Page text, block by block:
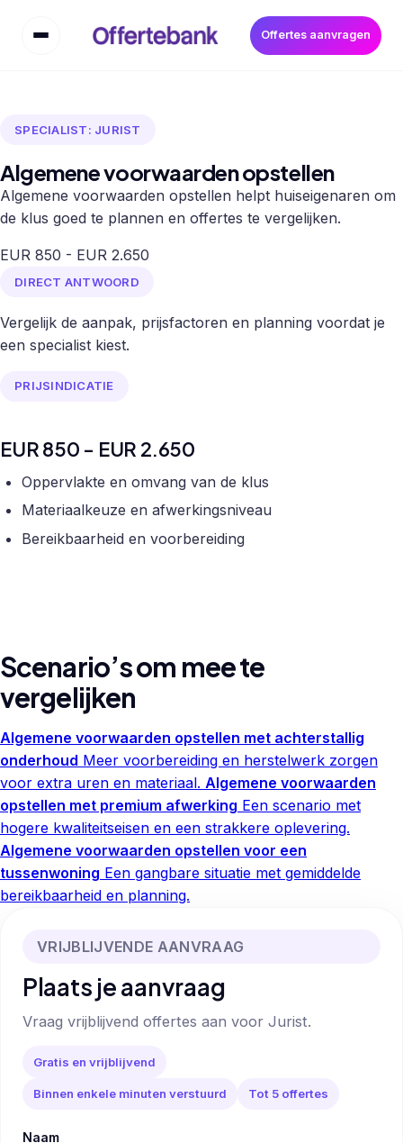
Offertes aanvragen
SPECIALIST: JURIST
Algemene voorwaarden opstellen
Algemene voorwaarden opstellen helpt huiseigenaren om
de klus goed te plannen en offertes te vergelijken.
EUR 850 - EUR 2.650
DIRECT ANTWOORD
Vergelijk de aanpak, prijsfactoren en planning voordat je
een specialist kiest.
PRIJSINDICATIE
EUR 850 - EUR 2.650
Oppervlakte en omvang van de klus
Materiaalkeuze en afwerkingsniveau
Bereikbaarheid en voorbereiding
Scenario’s om mee te
vergelijken
Algemene voorwaarden opstellen met achterstallig
onderhoud Meer voorbereiding en herstelwerk zorgen
voor extra uren en materiaal. Algemene voorwaarden
opstellen met premium afwerking Een scenario met
hogere kwaliteitseisen en een strakkere oplevering.
Algemene voorwaarden opstellen voor een
tussenwoning Een gangbare situatie met gemiddelde
bereikbaarheid en planning.
VRIJBLIJVENDE AANVRAAG
Plaats je aanvraag
Vraag vrijblijvend offertes aan voor Jurist.
Gratis en vrijblijvend
Binnen enkele minuten verstuurd Tot 5 offertes
Naam